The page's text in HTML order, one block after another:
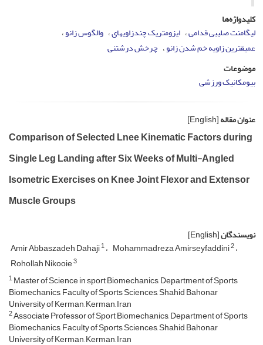
کلیدواژه‌ها
لیگامنت صلیبی قدامی ایزومتریک چندزاویه­ای والگوس زانو
عمیق­ترین زاویه خم شدن زانو چرخش درشت­نی
موضوعات
بیومکانیک ورزشی
عنوان مقاله[English]
Comparison of Selected Lnee Kinematic Factors during
Single Leg Landing after Six Weeks of Multi-Angled
Isometric Exercises on Knee Joint Flexor and Extensor
Muscle Groups
نویسندگان[English]
Amir Abbaszadeh Dahaji1 Mohammadreza Amirseyfaddini2
Rohollah Nikooie3
1Master of Science in sport Biomechanics, Department of Sports
Biomechanics, Faculty of Sports Sciences, Shahid Bahonar
University of Kerman, Kerman, Iran
2Associate Professor of Sport Biomechanics, Department of Sports
Biomechanics, Faculty of Sports Sciences, Shahid Bahonar
University of Kerman, Kerman, Iran